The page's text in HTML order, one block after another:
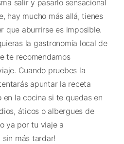
salir y pasarlo sensacional
hay mucho más allá, tienes
que aburrirse es imposible.
la gastronomía local de
te recomendamos
Cuando pruebes la
apuntar la receta
la cocina si te quedas en
áticos o albergues de
ya por tu viaje a
sin más tardar!